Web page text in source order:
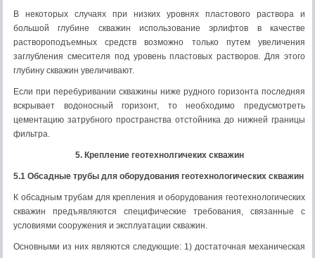
В некоторых случаях при низких уровнях пластового раствора и
большой глубине скважин использование эрлифтов в качестве
раствороподъемных средств возможно только путем увеличения
заглубления смесителя под уровень пластовых растворов. Для этого
глубину скважин увеличивают.
Если при перебуривании скважины ниже рудного горизонта последняя
вскрывает водоносный горизонт, то необходимо предусмотреть
цементацию затрубного пространства отстойника до нижней границы
фильтра.
5. Крепление геотехнолгичеких скважин
5.1 Обсадные трубы для оборудования геотехнологических скважин
К обсадным трубам для крепления и оборудования геотехнологических
скважин предъявляются специфические требования, связанные с
условиями сооружения и эксплуатации скважин.
Основными из них являются следующие: 1) достаточная механическая